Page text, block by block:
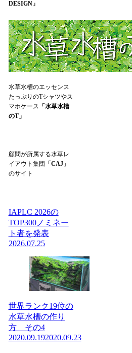
DESIGN」
水草水槽のエッセンス
たっぷりのTシャツやス
マホケース 「水草水槽
のT」
顧問が所属する水草レ
イアウト集団
「CAJ」
のサイト
IAPLC 2026の
TOP300ノミネー
ト者を発表
2026.07.25
世界ランク19位の
水草水槽の作り
方 その4
2020.09.192020.09.23